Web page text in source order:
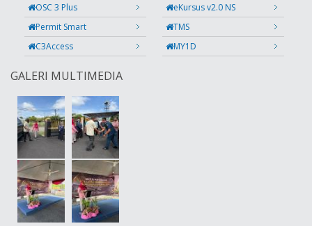
OSC 3 Plus
eKursus v2.0 NS
Permit Smart
TMS
C3Access
MY1D
GALERI MULTIMEDIA